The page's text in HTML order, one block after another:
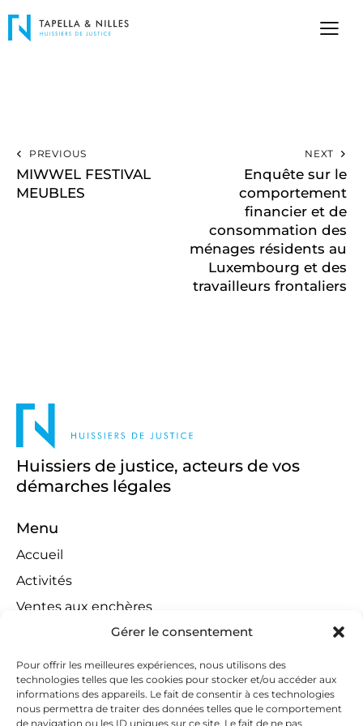
Gérer le consentement
Pour offrir les meilleures expériences, nous utilisons des
technologies telles que les cookies pour stocker et/ou accéder aux
informations des appareils. Le fait de consentir à ces technologies
nous permettra de traiter des données telles que le comportement
de navigation ou les ID uniques sur ce site. Le fait de ne pas
PREVIOUS
MIWWEL FESTIVAL
MEUBLES
NEXT
Enquête sur le
comportement
financier et de
consommation des
ménages résidents au
Luxembourg et des
travailleurs frontaliers
Huissiers de justice, acteurs de vos
démarches légales
Menu
Accueil
Activités
Ventes aux enchères
Compétences territoriales
Jeux concours
Liens
Contact